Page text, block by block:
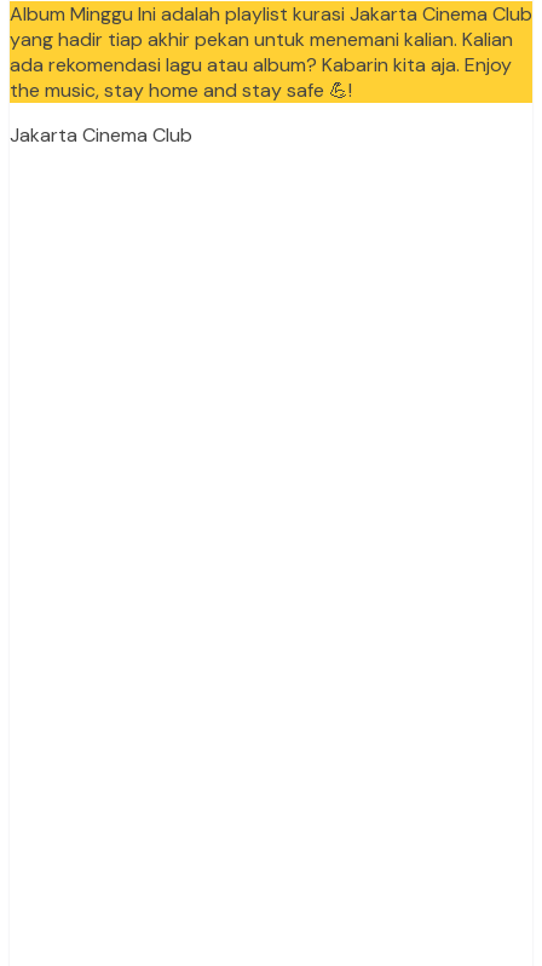
Album Minggu Ini adalah playlist kurasi Jakarta Cinema Club
yang hadir tiap akhir pekan untuk menemani kalian. Kalian
ada rekomendasi lagu atau album? Kabarin kita aja. Enjoy
the music, stay home and stay safe 💪!
Jakarta Cinema Club